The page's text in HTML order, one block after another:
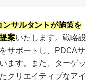
サルタントが施策を
案いたします。戦略設
サポートし、PDCAサ
ます。また、ターゲッ
クリエイティブなアイ